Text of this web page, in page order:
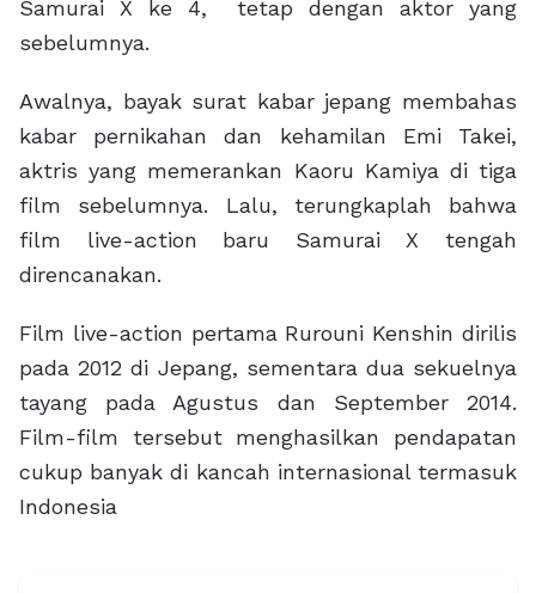
Samurai X ke 4, tetap dengan aktor yang
sebelumnya.
Awalnya, bayak surat kabar jepang membahas
kabar pernikahan dan kehamilan Emi Takei,
aktris yang memerankan Kaoru Kamiya di tiga
film sebelumnya. Lalu, terungkaplah bahwa
film live-action baru Samurai X tengah
direncanakan.
Film live-action pertama Rurouni Kenshin dirilis
pada 2012 di Jepang, sementara dua sekuelnya
tayang pada Agustus dan September 2014.
Film-film tersebut menghasilkan pendapatan
cukup banyak di kancah internasional termasuk
Indonesia